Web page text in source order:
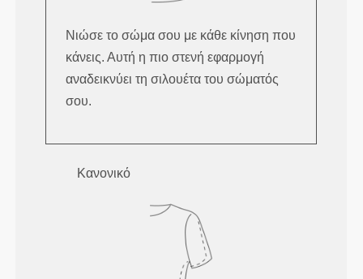
Νιώσε το σώμα σου με κάθε κίνηση που
κάνεις. Αυτή η πιο στενή εφαρμογή
αναδεικνύει τη σιλουέτα του σώματός
σου.
Κανονικό